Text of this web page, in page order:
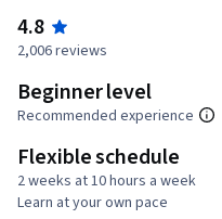
4.8
2,006 reviews
Beginner level
Recommended experience
Flexible schedule
2 weeks at 10 hours a week
Learn at your own pace